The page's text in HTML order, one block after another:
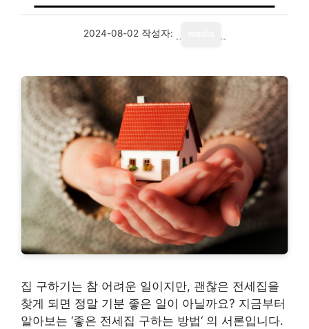
2024-08-02 작성자:
집 구하기는 참 어려운 일이지만, 괜찮은 전세집을
찾게 되면 정말 기분 좋은 일이 아닐까요? 지금부터
알아보는 ‘좋은 전세집 구하는 방법‘ 의 서론입니다.